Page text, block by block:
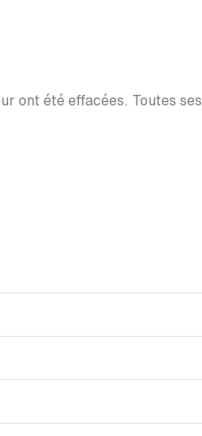
ont été effacées. Toutes ses